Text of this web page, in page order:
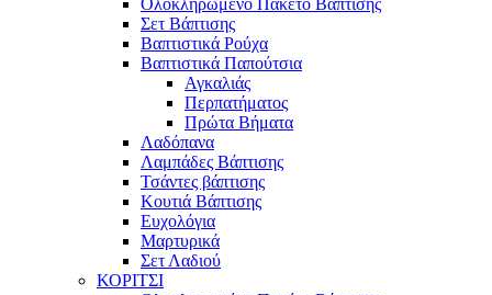
Ολοκληρωμένο Πακέτο Βάπτισης
Σετ Βάπτισης
Βαπτιστικά Ρούχα
Βαπτιστικά Παπούτσια
Αγκαλιάς
Περπατήματος
Πρώτα Βήματα
Λαδόπανα
Λαμπάδες Βάπτισης
Τσάντες βάπτισης
Κουτιά Βάπτισης
Ευχολόγια
Μαρτυρικά
Σετ Λαδιού
ΚΟΡΙΤΣΙ